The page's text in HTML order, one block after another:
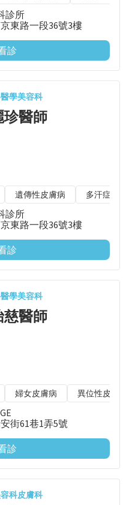
診所
東路一段36號3樓
診
醫學美容科
珍醫師
遺傳性皮膚病 多汗症
診所
東路一段36號3樓
診
醫學美容科
慈醫師
婦女皮膚病 異位性皮膚炎
街61巷1弄5號
診
科皮膚科